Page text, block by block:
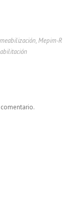
,Mepim-R